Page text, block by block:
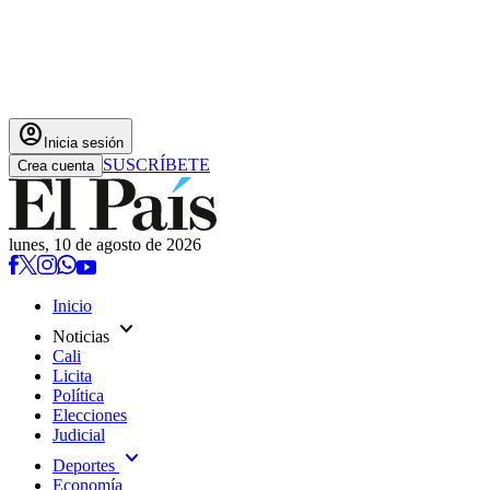
account_circle Inicia sesión
Crea cuenta SUSCRÍBETE
lunes, 10 de agosto de 2026
Inicio
Noticias expand_more
Cali
Licita
Política
Elecciones
Judicial
Deportes expand_more
Economía